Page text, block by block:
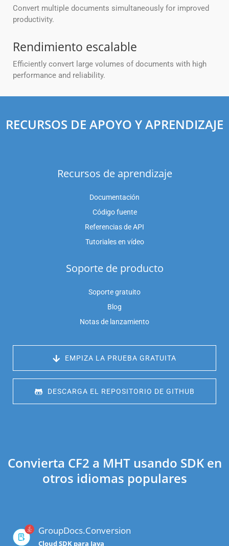
Convert multiple documents simultaneously for improved
productivity.
Rendimiento escalable
Efficiently convert large volumes of documents with high
performance and reliability.
RECURSOS DE APOYO Y APRENDIZAJE
Recursos de aprendizaje
Documentación
Código fuente
Referencias de API
Tutoriales en vídeo
Soporte de producto
Soporte gratuito
Blog
Notas de lanzamiento
EMPIZA LA PRUEBA GRATUITA
DESCARGA EL REPOSITORIO DE GITHUB
Convierta CF2 a MHT usando SDK en
otros idiomas populares
GroupDocs.Conversion
Cloud SDK para Java